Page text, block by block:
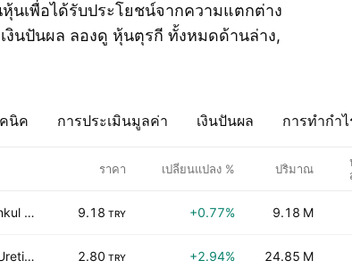
นเพื่อได้รับประโยชน์จากความแตกต่าง
งินปันผล ลองดู หุ้นตุรกี ทั้งหมดด้านล่าง,
นิค การประเมินมูลค่า เงินปันผล การทำกำไ
ราคา เปลี่ยนแปลง % ปริมาณ
A1 Capital Yatitim Menkul Degerler A.S. 9.18 TRY +0.77% 9.18 M
A1 Yenilenebilir Enerji Uretim AS 2.80 TRY +2.94% 24.85 M